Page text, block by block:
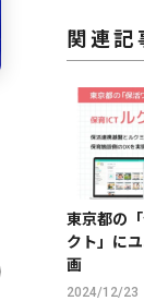
関連記
東京都の
クト」に
画
2024/12/23